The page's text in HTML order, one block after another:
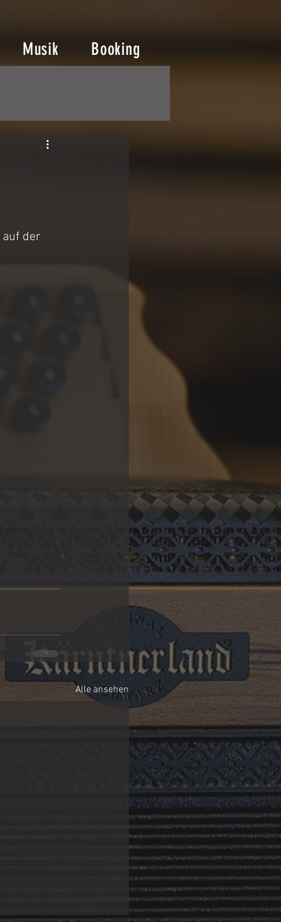
Musik Booking
auf der
Alle ansehen